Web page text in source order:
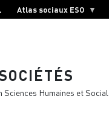
Atlas sociaux ESO
Humaines et